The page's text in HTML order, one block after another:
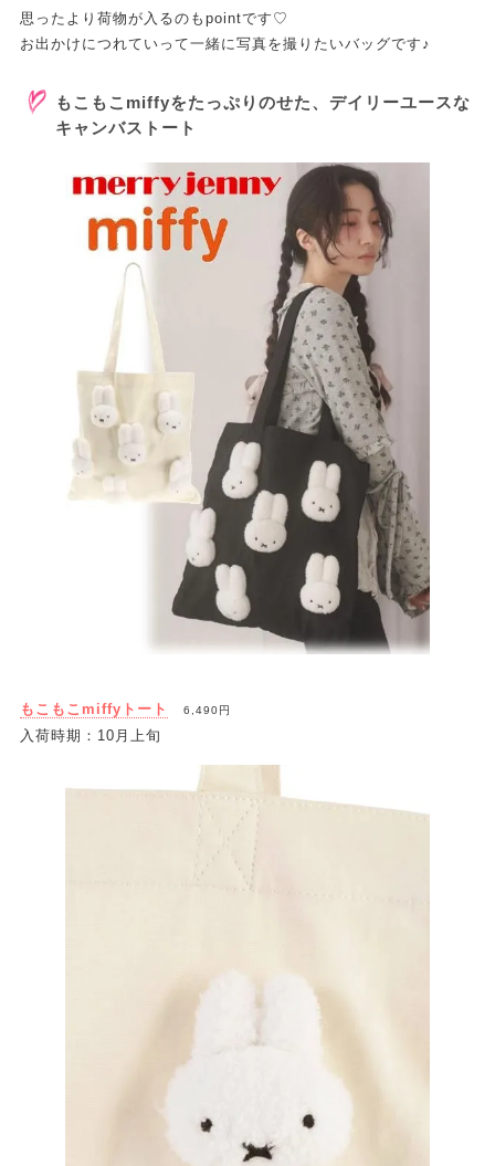
思ったより荷物が入るのもpointです♡
お出かけにつれていって一緒に写真を撮りたいバッグです♪
もこもこmiffyをたっぷりのせた、デイリーユースな
キャンバストート
もこもこmiffyトート 6,490円
入荷時期：10月上旬